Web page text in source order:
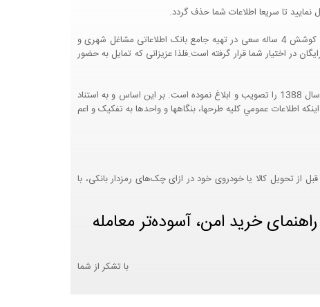
نمایید تا سریعا اطلاعات شما حذف گردد.
پرتال مشاغل ایران در جهت رشد فرهنگ بازاریابی و کمک به جامعه بازاریابی و اقتصاد کشور عزیزمان این وب سایت را راه اندازی نموده و با تلاش و کوشش 4 ساله سعی در تهیه جامع بانک اطلاعاتی مشاغل شهری و
اختیار شما قرار گرفته است.فلذا عزیزانی که تمایل به حضور
هيئت محترم دولت طي مصوبه شماره 99517/ت49016 ه مورخ 01/09/1393، آيين نامه اجرايي قانون انتشار و دسترسي آزاد به اطلاعات مصوب سال 1388 را تصويب و ابلاغ نموده است. بر اين اساس و به استناد
محترم طرح و برنامه وزارت متبوع مبني بر اينکه اطلاعات عمومي کليه طرحها، بنگاهها و واحدها به تفکيک و اعم
تحویل کالا یا خودروی خود در ازای چک‌های رمزدار بانکی، با
خرید امن، آسوده‌تر معامله
با تشکر از شما